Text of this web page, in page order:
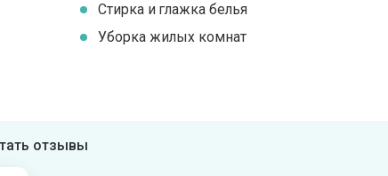
Стирка и глажка белья
Уборка жилых комнат
отзывы